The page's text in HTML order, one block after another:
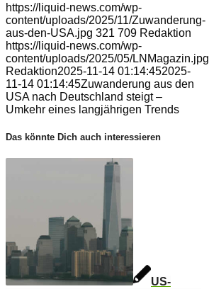
https://liquid-news.com/wp-
content/uploads/2025/11/Zuwanderung-
aus-den-USA.jpg 321 709 Redaktion
https://liquid-news.com/wp-
content/uploads/2025/05/LNMagazin.jpg
Redaktion2025-11-14 01:14:452025-
11-14 01:14:45Zuwanderung aus den
USA nach Deutschland steigt –
Umkehr eines langjährigen Trends
Das könnte Dich auch interessieren
US-